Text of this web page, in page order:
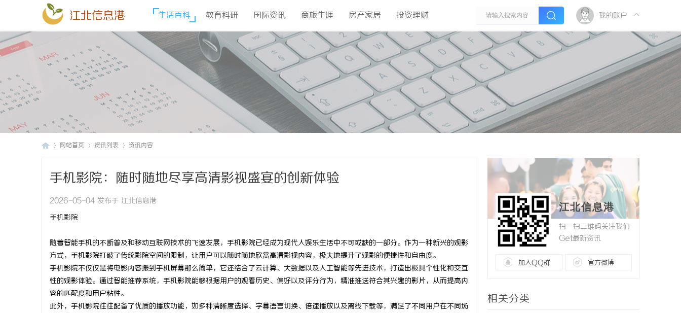
江北信息港 生活百科 教育科研 国际资讯 商旅生涯 房产家居 投资理财 我的账户
网站首页 资讯列表 资讯内容
手机影院：随时随地尽享高清影视盛宴的创新体验
2026-05-04 发布于 江北信息港
手机影院
随着智能手机的不断普及和移动互联网技术的飞速发展，手机影院已经成为现代人娱乐生活中不可或缺的一部分。作为一种新兴的观影
方式，手机影院打破了传统影院空间的限制，让用户可以随时随地欣赏高清影视内容，极大地提升了观影的便捷性和自由度。
手机影院不仅仅是将电影内容搬到手机屏幕那么简单，它还结合了云计算、大数据以及人工智能等先进技术，打造出极具个性化和交互
性的观影体验。通过智能推荐系统，手机影院能够根据用户的观看历史、偏好以及评分行为，精准推送符合其兴趣的影片，从而提高内
容的匹配度和用户粘性。
此外，手机影院往往配备了优质的播放功能，如多种清晰度选择、字幕语言切换、倍速播放以及离线下载等，满足了不同用户在不同场
江北信息港
扫一扫二维码关注我们
Get最新资讯
加入QQ群 官方微博
相关分类